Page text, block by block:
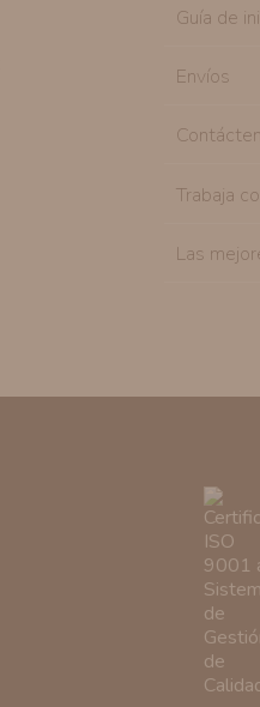
Guía de
Envíos
Trabaja
Las